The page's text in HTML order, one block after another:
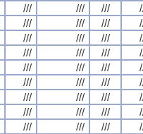
/// /// ///
/// /// ///
/// /// ///
/// /// ///
/// /// ///
/// /// ///
/// /// ///
/// /// ///
/// /// ///
/// /// ///
/// /// ///
/// /// ///
/// /// ///
/// /// ///
/// /// ///
/// /// ///
/// /// ///
/// /// ///
/// /// ///
/// /// ///
/// /// ///
/// /// ///
/// /// ///
/// /// ///
/// /// ///
/// /// ///
/// /// ///
/// /// ///
/// /// ///
/// /// ///
/// /// ///
/// /// ///
/// /// ///
/// /// ///
/// /// ///
/// /// ///